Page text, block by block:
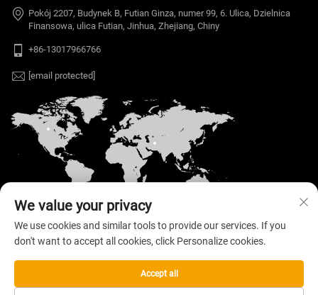
Pokój 2207, Budynek B, Futian Ginza, numer 99, 6. Ulica, Dzielnica
Finansowa, ulica Futian, Jinhua, Zhejiang, Chiny
+86-13017966766
[email protected]
Copyright © 2026 Welloo Electronic Technology Co.,
Ltd. Wszelkie prawa zastrzeżone. —Polityka
We value your privacy
We use cookies and similar tools to provide our services. If you
don't want to accept all cookies, click Personalize cookies.
Accept all